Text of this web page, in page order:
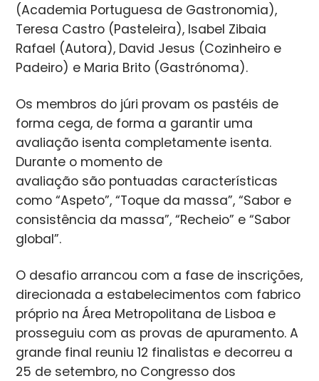
(Academia Portuguesa de Gastronomia),
Teresa Castro (Pasteleira), Isabel Zibaia
Rafael (Autora), David Jesus (Cozinheiro e
Padeiro) e Maria Brito (Gastrónoma).
Os membros do júri provam os pastéis de
forma cega, de forma a garantir uma
avaliação isenta completamente isenta.
Durante o momento de
avaliação são pontuadas características
como “Aspeto”, “Toque da massa”, “Sabor e
consistência da massa”, “Recheio” e “Sabor
global”.
O desafio arrancou com a fase de inscrições,
direcionada a estabelecimentos com fabrico
próprio na Área Metropolitana de Lisboa e
prosseguiu com as provas de apuramento. A
grande final reuniu 12 finalistas e decorreu a
25 de setembro, no Congresso dos